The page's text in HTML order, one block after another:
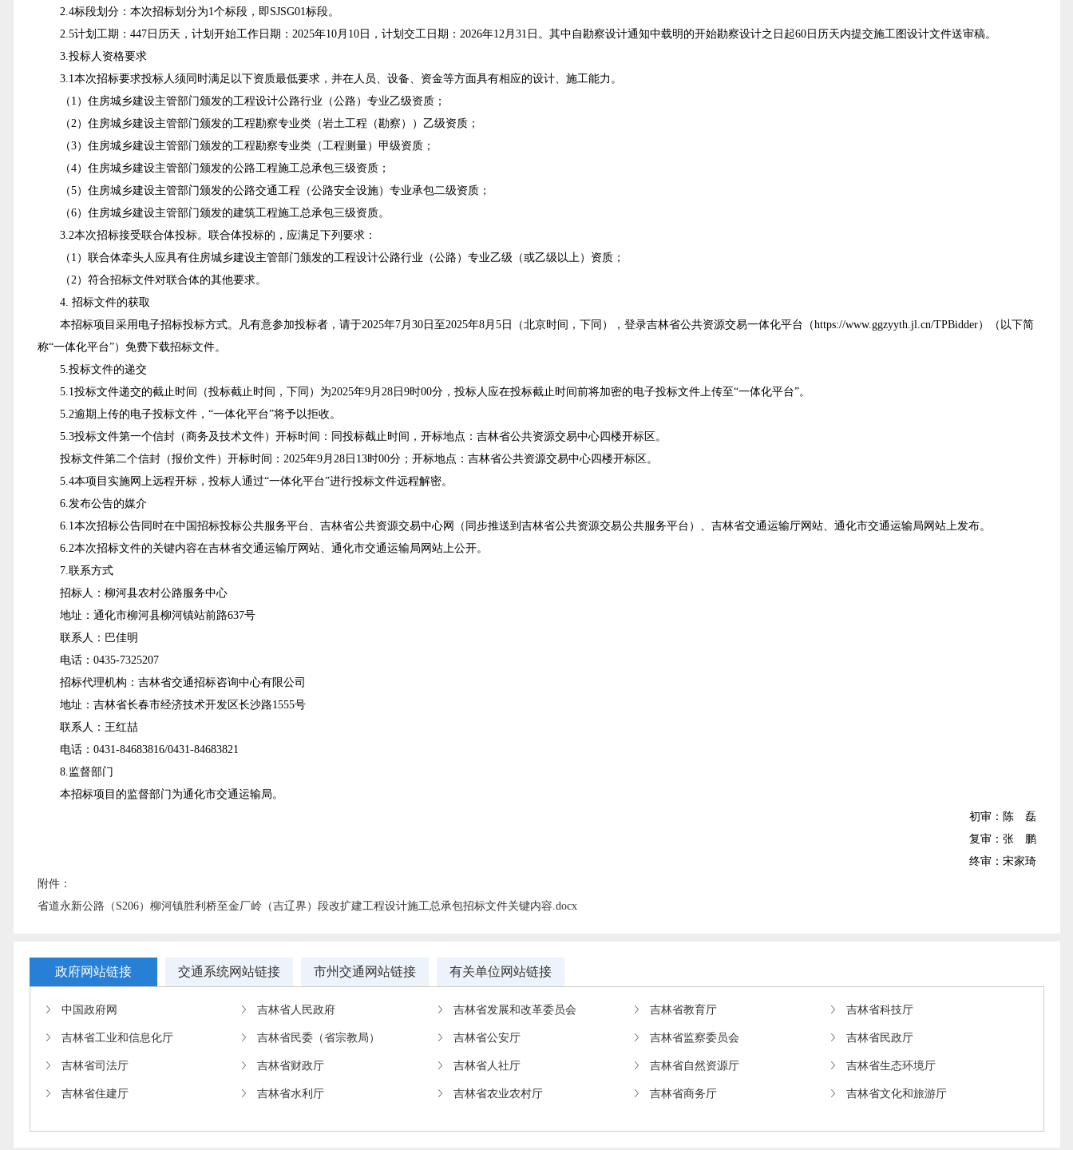
2.4标段划分：本次招标划分为1个标段，即SJSG01标段。
2.5计划工期：447日历天，计划开始工作日期： 2025年10月 10日，计划交工日期： 2026年12月 31 日。其中自勘察设计通知中载明的开始勘察设计之日起60日历天内提交施工图设计文件送审稿。
3.投标人资格要求
3.1本次招标要求投标人须 同时满足以下资质最低要求， 并在人员、设备、资金等方面具有相应的设计、 施工能力。
（1）住房城乡建设主管部门颁发的工程设计公路行业（公路）专业乙级资质；
（2）住房城乡建设主管部门颁发的工程勘察专业类（岩土工程（勘察））乙级资质；
（3）住房城乡建设主管部门颁发的工程勘察专业类（工程测量）甲级资质；
（4）住房城乡建设主管部门颁发的公路工程施工总承包三级资质；
（5）住房城乡建设主管部门颁发的公路交通工程（公路安全设施）专业承包二级资质；
（6）住房城乡建设主管部门颁发的建筑工程施工总承包三级资质。
3.2本次招标接受联合体投标。 联合体投标的，应满足下列要求：
（1）联合体牵头人应具有住房城乡建设主管部门颁发的工程设计公路行业（公路）专业乙级（或乙级以上）资质；
（2）符合招标文件对联合体的其他要求。
4. 招标文件的获取
本招标项目采用电子招标投标方式。
凡有意参加投标者，请于2025年7月30日至2025年8月5日（北京时间，下同）， 登录吉林省公共资源交易一体化平台（https://www.ggzyyth.jl.cn/TPBidder）（以下简
称“一体化平台”）免费下载招标文件。
5.投标文件的递交
5.1投标文件递交的截止时间（投标截止时间，下同）为2025年9月 28日 9时00分，投标人应在投标截止时间前将加密的电子投标文件上传至“一体化平台”。
5.2逾期上传的电子投标文件，“一体化平台”将予以拒收。
5.3投标文件第一个信封（商务及技术文件）开标时间：同投标截止时间，开标地点：吉林省公共资源交易中心四楼开标区。
投标文件第二个信封（报价文件）开标时间：2025年9月 28日 13时00分； 开标地点：吉林省公共资源交易中心四楼开标区。
5.4本项目实施网上远程开标，投标人通过“一体化平台”进行投标文件远程解密。
6.发布公告的媒介
6.1本次招标公告同时在中国招标投标公共服务平台、吉林省公共资源交易中心网（同步推送到吉林省公共资源交易公共服务平台）、吉林省交通运输厅网站、通化市交通运输局网站上发布。
6.2本次招标文件的关键内容在吉林省交通运输厅网站、通化市交通运输局网站上公开。
7.联系方式
招标人：柳河县农村公路服务中心
地址：通化市柳河县柳河镇站前路637号
联系人：巴佳明
电话：0435-7325207
招标代理机构：吉林省交通招标咨询中心有限公司
地址：吉林省长春市经济技术开发区长沙路1555号
联系人：王红喆
电话：0431-84683816/0431-84683821
8.监督部门
本招标项目的监督部门为通化市交通运输局。
初审：陈 磊
复审：张 鹏
终审：宋家琦
附件：
省道永新公路（S206）柳河镇胜利桥至金厂岭（吉辽界）段改扩建工程设计施工总承包招标文件关键内容.docx
政府网站链接 交通系统网站链接 市州交通网站链接 有关单位网站链接
中国政府网 吉林省人民政府 吉林省发展和改革委员会 吉林省教育厅 吉林省科技厅
吉林省工业和信息化厅 吉林省民委（省宗教局） 吉林省公安厅 吉林省监察委员会 吉林省民政厅
吉林省司法厅 吉林省财政厅 吉林省人社厅 吉林省自然资源厅 吉林省生态环境厅
吉林省住建厅 吉林省水利厅 吉林省农业农村厅 吉林省商务厅 吉林省文化和旅游厅